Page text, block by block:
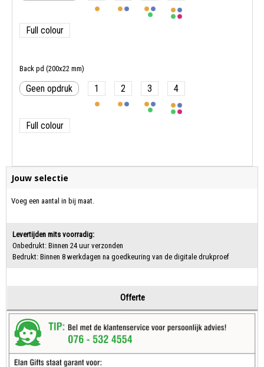
Full colour
Back pd (200x22 mm)
Geen opdruk 1 2 3 4
Full colour
Jouw selectie
Voeg een aantal in bij maat.
Levertijden mits voorradig:
Onbedrukt: Binnen 24 uur verzonden
Bedrukt: Binnen 8 werkdagen na goedkeuring van de digitale drukproef
Offerte